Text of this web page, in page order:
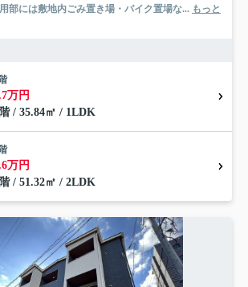
部には敷地内ごみ置き場・バイク置場な... もっと
万円
/ 35.84㎡ / 1LDK
万円
/ 51.32㎡ / 2LDK